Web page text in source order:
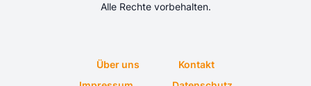
Alle Rechte vorbehalten.
Über uns
Kontakt